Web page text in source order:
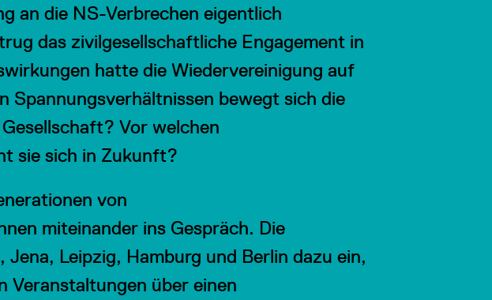
an die NS-Verbrechen eigentlich
das zivilgesellschaftliche Engagement in
hatte die Wiedervereinigung auf
Spannungsverhältnissen bewegt sich die
Vor welchen
sie sich in Zukunft?
von
miteinander ins Gespräch. Die
Leipzig, Hamburg und Berlin dazu ein,
Veranstaltungen über einen